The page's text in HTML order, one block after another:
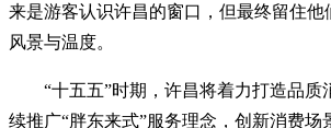
来是游客认识许昌的窗口，但最终留住他
风景与温度。
“十五五”时期，许昌将着力打造品质
续推广“胖东来式”服务理念，创新消费场